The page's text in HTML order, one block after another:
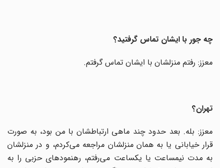
چه جور با ایشان تماس گرفتید؟
معزز: رفتم منزلشان با ایشان تماس گرفتم.
تهران؟
معزز: بله. بعد حدود چند ماهی ارتباطشان با من بود، به صورت
قرار خیابانی یا به همان منزلشان مراجعه می‌کردم، و در منزلشان
به مدت نیمساعت یا یکساعت می‌رفتم، رهنمودهای حزبی را به